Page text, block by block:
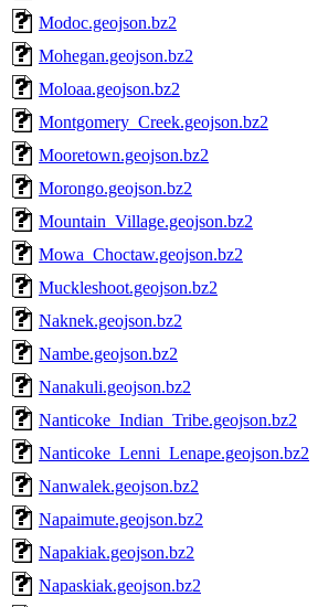
Modoc.geojson.bz2
Mohegan.geojson.bz2
Moloaa.geojson.bz2
Montgomery_Creek.geojson.bz2
Mooretown.geojson.bz2
Morongo.geojson.bz2
Mountain_Village.geojson.bz2
Mowa_Choctaw.geojson.bz2
Muckleshoot.geojson.bz2
Naknek.geojson.bz2
Nambe.geojson.bz2
Nanakuli.geojson.bz2
Nanticoke_Indian_Tribe.geojson.bz2
Nanticoke_Lenni_Lenape.geojson.bz2
Nanwalek.geojson.bz2
Napaimute.geojson.bz2
Napakiak.geojson.bz2
Napaskiak.geojson.bz2